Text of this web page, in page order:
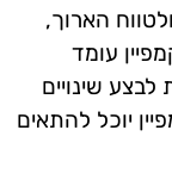
הארוך,
עומד
שינויים
יוכל להתאים